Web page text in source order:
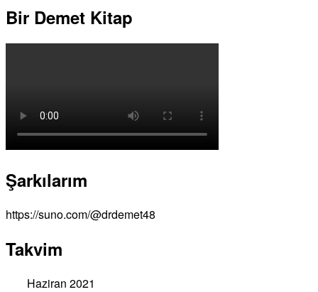
Bir Demet Kitap
Şarkılarım
https://suno.com/@drdemet48
Takvim
Haziran 2021